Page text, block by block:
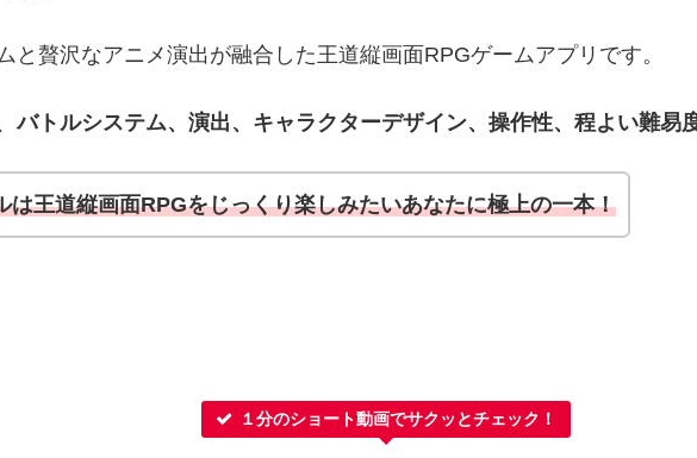
と贅沢なアニメ演出が融合した王道縦画面RPGゲームアプリです。
バトルシステム、演出、キャラクターデザイン、操作性、程よい難易
は王道縦画面RPGをじっくり楽しみたいあなたに極上の一本！
１分のショート動画でサクッとチェック！